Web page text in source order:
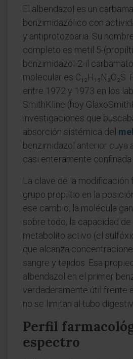
El albendazol es un
benzimidazólico con
y antiprotozoaria. Su
completo es metil 5-
benzimidazol-2-il
molecular es
entre 1972 y 1973 en los
SmithKline (hoy
investigaciones que
absorción sistémica del
benzimidazol anterior cuya
casi enteramente confinada
La clave de la modificación
grupo propiltio en la
ese cambio, la molécula
sobre todo, la capacidad de
metabolito activo (el
que alcanza
sangre y tejidos. Esa
albendazol en el primer
verdaderamente útil frente
no se limitan al tubo
Perfil
espectro